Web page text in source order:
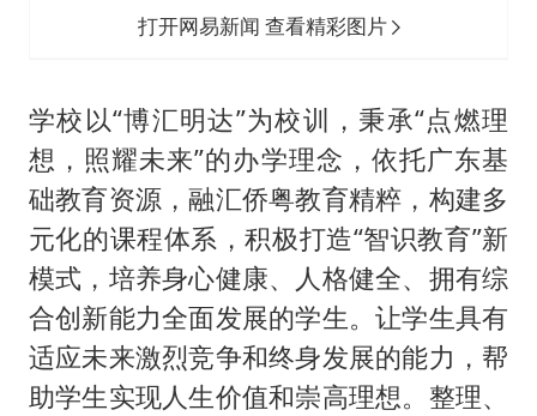
打开网易新闻 查看精彩图片
学校以“博汇明达”为校训，秉承“点燃理
想，照耀未来”的办学理念，依托广东基
础教育资源，融汇侨粤教育精粹，构建多
元化的课程体系，积极打造“智识教育”新
模式，培养身心健康、人格健全、拥有综
合创新能力全面发展的学生。让学生具有
适应未来激烈竞争和终身发展的能力，帮
助学生实现人生价值和崇高理想。整理、